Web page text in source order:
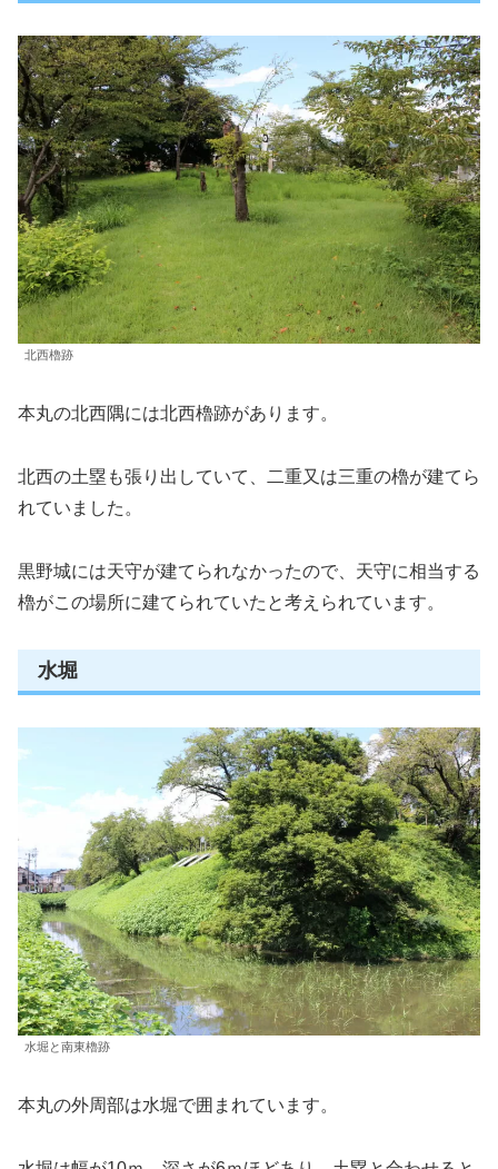
北西櫓跡
本丸の北西隅には北西櫓跡があります。
北西の土塁も張り出していて、二重又は三重の櫓が建てら
れていました。
黒野城には天守が建てられなかったので、天守に相当する
櫓がこの場所に建てられていたと考えられています。
水堀
水堀と南東櫓跡
本丸の外周部は水堀で囲まれています。